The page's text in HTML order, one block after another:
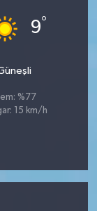
9°
%77
15 km/h